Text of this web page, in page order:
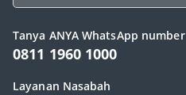
Tanya ANYA WhatsApp number
0811 1960 1000
Layanan Nasabah